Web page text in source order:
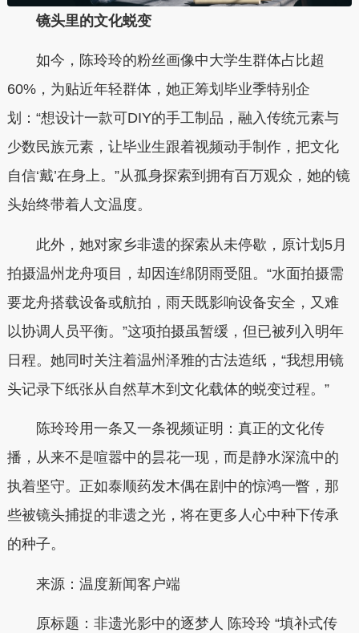
镜头里的文化蜕变
如今，陈玲玲的粉丝画像中大学生群体占比超
60%，为贴近年轻群体，她正筹划毕业季特别企
划：“想设计一款可DIY的手工制品，融入传统元素与
少数民族元素，让毕业生跟着视频动手制作，把文化
自信‘戴’在身上。”从孤身探索到拥有百万观众，她的镜
头始终带着人文温度。
此外，她对家乡非遗的探索从未停歇，原计划5月
拍摄温州龙舟项目，却因连绵阴雨受阻。“水面拍摄需
要龙舟搭载设备或航拍，雨天既影响设备安全，又难
以协调人员平衡。”这项拍摄虽暂缓，但已被列入明年
日程。她同时关注着温州泽雅的古法造纸，“我想用镜
头记录下纸张从自然草木到文化载体的蜕变过程。”
陈玲玲用一条又一条视频证明：真正的文化传
播，从来不是喧嚣中的昙花一现，而是静水深流中的
执着坚守。正如泰顺药发木偶在剧中的惊鸿一瞥，那
些被镜头捕捉的非遗之光，将在更多人心中种下传承
的种子。
来源：温度新闻客户端
原标题：非遗光影中的逐梦人 陈玲玲 “填补式传